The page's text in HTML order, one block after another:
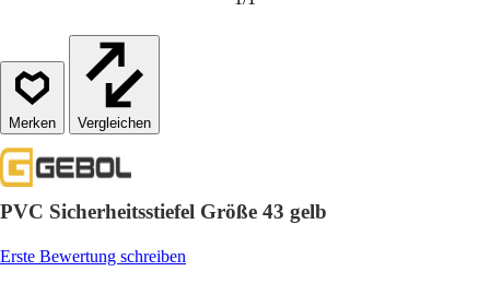
Vergleichen
PVC Sicherheitsstiefel Größe 43 gelb
Erste Bewertung schreiben